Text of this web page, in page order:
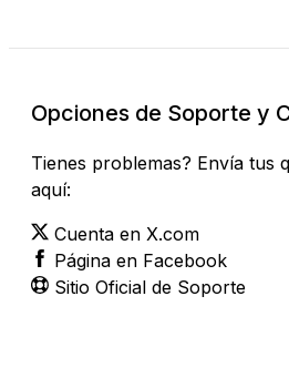
Opciones de Soporte y
Tienes problemas? Envía tus
aquí:
Cuenta en X.com
Página en Facebook
Sitio Oficial de Soporte